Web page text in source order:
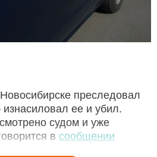
преследовал
изнасиловал ее и убил.
судом и уже
в сообщении